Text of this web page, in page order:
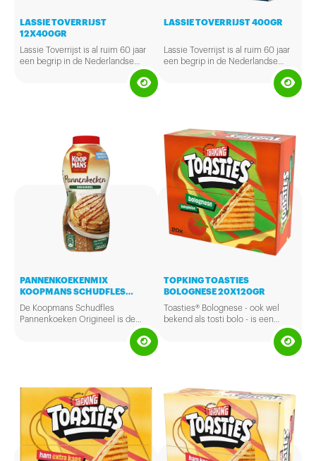
LASSIE TOVERRIJST
12X400GR
Lassie Toverrijst is al ruim 60 jaar
een begrip in de Nederlandse
keuken. Terecht, want door de
LASSIE TOVERRIJST 400GR
Lassie Toverrijst is al ruim 60 jaar
een begrip in de Nederlandse
keuken. Terecht, want door de
PANNENKOEKENMIX
KOOPMANS SCHUDFLES
ORIGINEEL
De Koopmans Schudfles
Pannenkoeken Origineel is de
perfecte keuze voor iedereen die
pannenkoeken wil maken. Met
lekkere pannenkoeken. Voeg zelf
melk toe, een minuutje goed
schudden en bakken maar!
TOPKING TOASTIES
BOLOGNESE 20X120GR
Toasties® Bolognese - ook wel
bekend als tosti bolo - is een
overheerlijke tosti gevuld met
Bolognesesmaak. Ze zijn
individueel verpakt en zitten met
20 stuks in een doos. Na
ontdooien, zijn ze binnen 5
minuten klaar in het tosti-ijzer of
de contactgrill. Lekker als
tussendoortje, lunch of na het